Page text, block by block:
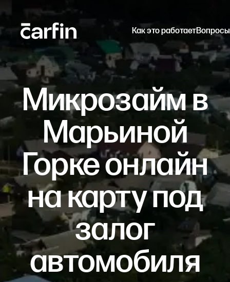
Как это работает
Микрозайм в
Марьиной
Горке онлайн
на карту под
залог
автомобиля